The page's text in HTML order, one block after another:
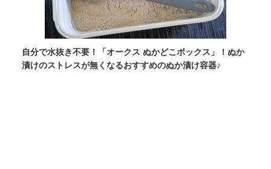
自分で水抜き不要！「オークス ぬかどこボックス」！ぬか
漬けのストレスが無くなるおすすめのぬか漬け容器♪